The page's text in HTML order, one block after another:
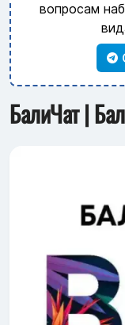
вопросам
БалиЧат |